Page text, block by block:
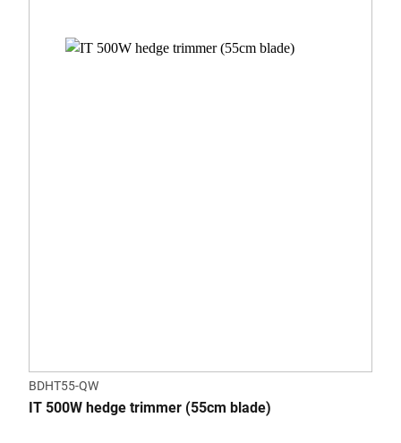
BDHT55-QW
IT 500W hedge trimmer (55cm blade)